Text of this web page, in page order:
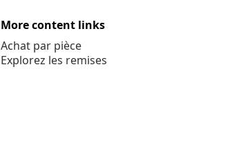
More content links
Achat par pièce
Explorez les remises